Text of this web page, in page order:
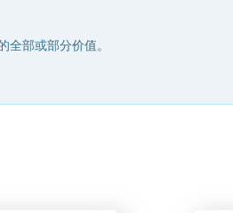
部或部分价值。